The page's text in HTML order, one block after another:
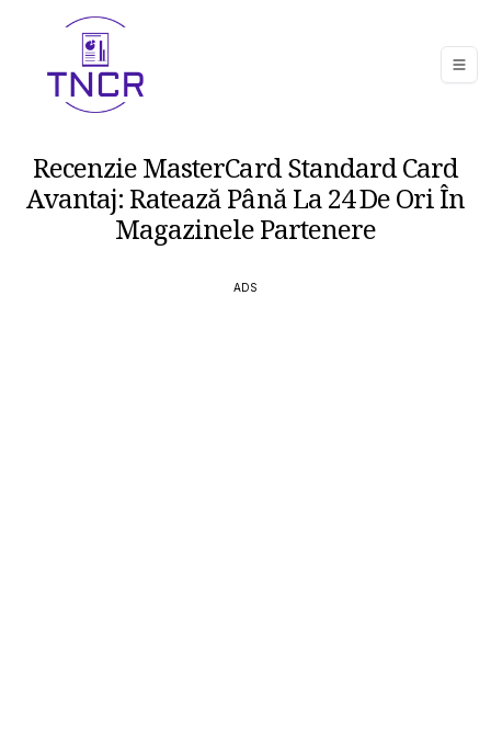
Recenzie MasterCard Standard Card
Avantaj: Ratează Până La 24 De Ori În
Magazinele Partenere
ADS